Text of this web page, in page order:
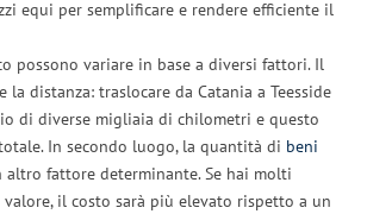
equi per semplificare e rendere efficiente il
possono variare in base a diversi fattori. Il
la distanza: traslocare da Catania a Teesside
di diverse migliaia di chilometri e questo
In secondo luogo, la quantità di beni
altro fattore determinante. Se hai molti
il costo sarà più elevato rispetto a un